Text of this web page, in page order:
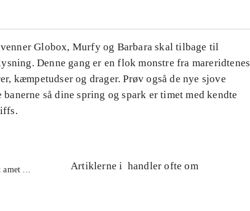
Globox, Murfy og Barbara skal tilbage til
Denne gang er en flok monstre fra mareridtenes
kæmpetudser og drager. Prøv også de nye sjove
så dine spring og spark er timet med kendte
amet ...
Artiklerne i handler ofte om